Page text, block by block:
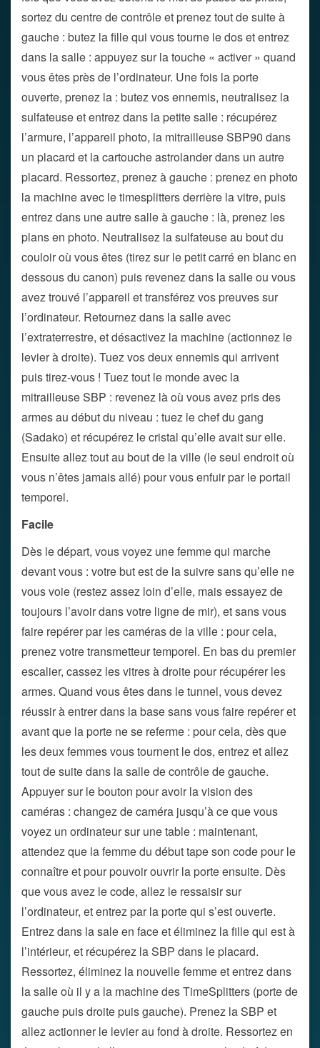
sortez du centre de contrôle et prenez tout de suite à
gauche : butez la fille qui vous tourne le dos et entrez
dans la salle : appuyez sur la touche « activer » quand
vous êtes près de l’ordinateur. Une fois la porte
ouverte, prenez la : butez vos ennemis, neutralisez la
sulfateuse et entrez dans la petite salle : récupérez
l’armure, l’appareil photo, la mitrailleuse SBP90 dans
un placard et la cartouche astrolander dans un autre
placard. Ressortez, prenez à gauche : prenez en photo
la machine avec le timesplitters derrière la vitre, puis
entrez dans une autre salle à gauche : là, prenez les
plans en photo. Neutralisez la sulfateuse au bout du
couloir où vous êtes (tirez sur le petit carré en blanc en
dessous du canon) puis revenez dans la salle ou vous
avez trouvé l’appareil et transférez vos preuves sur
l’ordinateur. Retournez dans la salle avec
l’extraterrestre, et désactivez la machine (actionnez le
levier à droite). Tuez vos deux ennemis qui arrivent
puis tirez-vous ! Tuez tout le monde avec la
mitrailleuse SBP : revenez là où vous avez pris des
armes au début du niveau : tuez le chef du gang
(Sadako) et récupérez le cristal qu’elle avait sur elle.
Ensuite allez tout au bout de la ville (le seul endroit où
vous n’êtes jamais allé) pour vous enfuir par le portail
temporel.
Facile
Dès le départ, vous voyez une femme qui marche
devant vous : votre but est de la suivre sans qu’elle ne
vous voie (restez assez loin d’elle, mais essayez de
toujours l’avoir dans votre ligne de mir), et sans vous
faire repérer par les caméras de la ville : pour cela,
prenez votre transmetteur temporel. En bas du premier
escalier, cassez les vitres à droite pour récupérer les
armes. Quand vous êtes dans le tunnel, vous devez
réussir à entrer dans la base sans vous faire repérer et
avant que la porte ne se referme : pour cela, dès que
les deux femmes vous tournent le dos, entrez et allez
tout de suite dans la salle de contrôle de gauche.
Appuyer sur le bouton pour avoir la vision des
caméras : changez de caméra jusqu’à ce que vous
voyez un ordinateur sur une table : maintenant,
attendez que la femme du début tape son code pour le
connaître et pour pouvoir ouvrir la porte ensuite. Dès
que vous avez le code, allez le ressaisir sur
l’ordinateur, et entrez par la porte qui s’est ouverte.
Entrez dans la sale en face et éliminez la fille qui est à
l’intérieur, et récupérez la SBP dans le placard.
Ressortez, éliminez la nouvelle femme et entrez dans
la salle où il y a la machine des TimeSplitters (porte de
gauche puis droite puis gauche). Prenez la SBP et
allez actionner le levier au fond à droite. Ressortez en